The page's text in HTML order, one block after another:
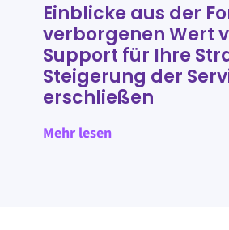
Einblicke aus der
verborgenen Wert
Support für Ihre
Steigerung der
erschließen
Mehr lesen